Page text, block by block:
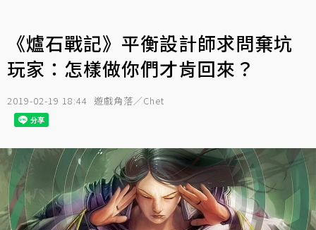
《爐石戰記》平衡設計師求問棄坑
玩家：怎樣做你們才肯回來？
2019-02-19 18:44 遊戲角落／Chet